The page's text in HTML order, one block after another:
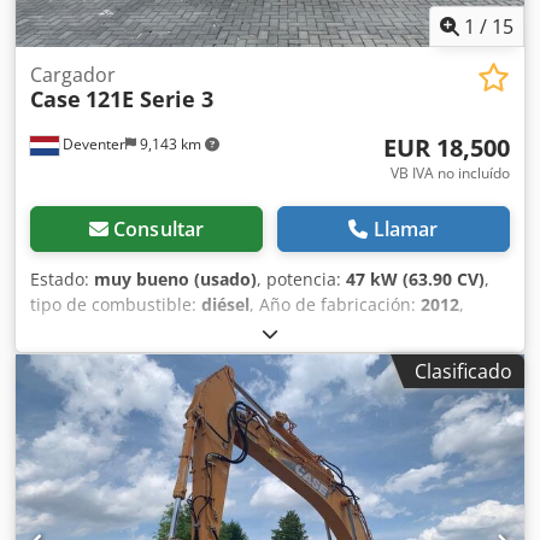
1 / 15
Deventer 9,143 km
Cargador
Case 121E Serie 3
EUR 18,500
VB IVA no incluído
Consultar Llamar
Estado: muy bueno (usado), potencia: 47 kW (63.90 CV),
tipo de combustible: diésel, Año de fabricación: 2012,
1,060 h
adicionales = - Control con 2 pedales - Cabina cerrada =
Notas = Serie CASE 121E, modelo 3 – Año de fabricación:
2012 – 1.060 horas de funcionamiento Pala cargadora de la
serie CASE 121E, modelo 3, año de fabricación: 2012. La
máquina se encuentra en buen estado y solo tiene 1.060
horas de funcionamiento. La máquina se encuentra en
buen estado tanto a nivel técnico como estético. Es
adecuada para una amplia gama de aplicaciones y está
Clasificado